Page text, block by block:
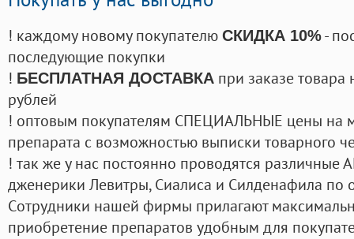
! каждому новому покупателю СКИДКА 10%-
последующие покупки
! БЕСПЛАТНАЯ ДОСТАВКА при заказе
рублей
! оптовым покупателям СПЕЦИАЛЬНЫЕ цены на
препарата с возможностью выписки товарного
! так же у нас постоянно проводятся
дженерики Левитры, Сиалиса и Силденафила по
Cотрудники нашей фирмы прилагают
приобретение препаратов удобным для